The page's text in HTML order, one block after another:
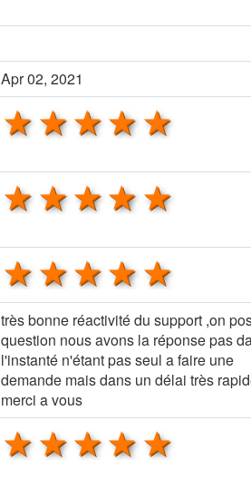
Apr 02, 2021
4 stars
3 stars
2 stars
1 star
4 stars
3 stars
2 stars
1 star
4 stars
3 stars
2 stars
1 star
très bonne réactivité du support ,on
question nous avons la réponse pas
l'instanté n'étant pas seul a faire une
demande mais dans un délai très
merci a vous
4 stars
3 stars
2 stars
1 star